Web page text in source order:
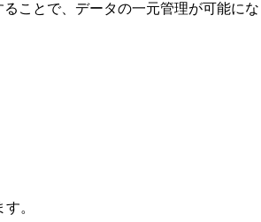
ことで、データの一元管理が可能にな
。